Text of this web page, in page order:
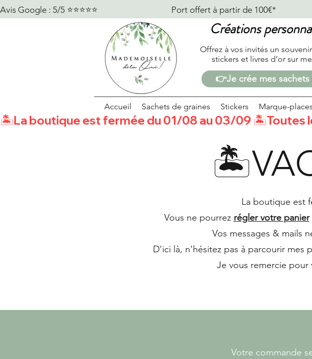
Avis Google : 5/5 ⭐️⭐️⭐️⭐️⭐️                                    Port offert à partir de
Créations
Offrez à vos invités un
stickers et livres d’or sur
👉Je crée mes
Accueil Sachets de graines Stickers Marque-places
🏝️La boutique est fermée du 01/08 au 03/09 🏝️Toutes
La boutique est
Vous ne pourrez régler votre panier
Vos messages & mails
D'ici là, n'hésitez pas à parcourir mes
Je vous remercie
Votre commande